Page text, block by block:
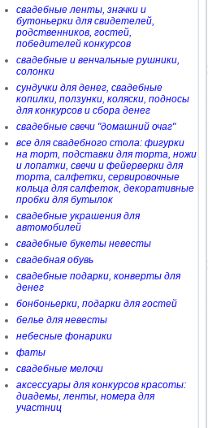
свадебные ленты, значки и
бутоньерки для свидетелей,
родственников, гостей,
победителей конкурсов
свадебные и венчальные рушники,
солонки
сундучки для денег, свадебные
копилки, ползунки, коляски, подносы
для конкурсов и сбора денег
свадебные свечи "домашний очаг"
все для свадебного стола: фигурки
на торт, подставки для торта, ножи
и лопатки, свечи и фейерверки для
торта, салфетки, сервировочные
кольца для салфеток, декоративные
пробки для бутылок
свадебные украшения для
автомобилей
свадебные букеты невесты
свадебная обувь
свадебные подарки, конверты для
денег
бонбоньерки, подарки для гостей
белье для невесты
небесные фонарики
фаты
свадебные мелочи
аксессуары для конкурсов красоты:
диадемы, ленты, номера для
участниц